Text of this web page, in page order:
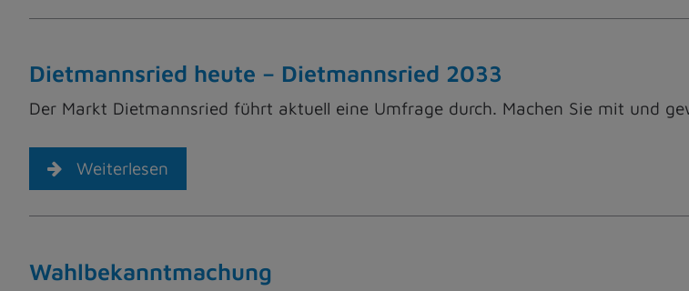
Dietmannsried heute – Dietmannsried 2033
Der Markt Dietmannsried führt aktuell eine Umfrage durch. Machen Sie mit und
Weiterlesen
Wahlbekanntmachung